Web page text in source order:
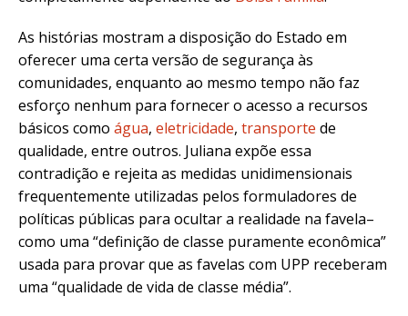
As histórias mostram a disposição do Estado em
oferecer uma certa versão de segurança às
comunidades, enquanto ao mesmo tempo não faz
esforço nenhum para fornecer o acesso a recursos
básicos como água, eletricidade, transporte de
qualidade, entre outros. Juliana expõe essa
contradição e rejeita as medidas unidimensionais
frequentemente utilizadas pelos formuladores de
políticas públicas para ocultar a realidade na favela–
como uma “definição de classe puramente econômica”
usada para provar que as favelas com UPP receberam
uma “qualidade de vida de classe média”.